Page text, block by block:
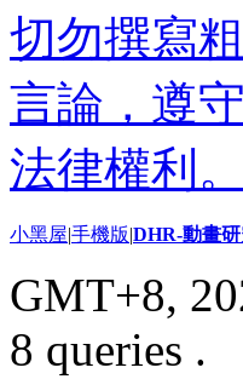
切勿撰寫
言論，遵
法律權利。
小黑屋|手機版|DHR-動畫研
GMT+8,
8 queries .